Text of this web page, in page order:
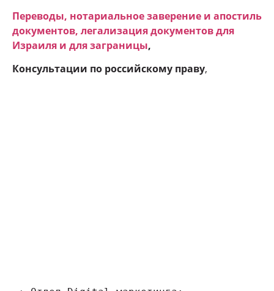
Переводы, нотариальное заверение и апостиль
документов, легализация документов для
Израиля и для заграницы,
Консультации по российскому праву,